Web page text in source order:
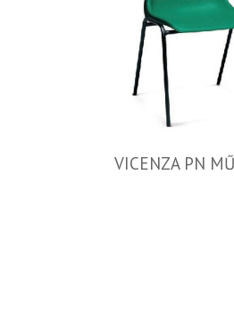
VICENZA PN